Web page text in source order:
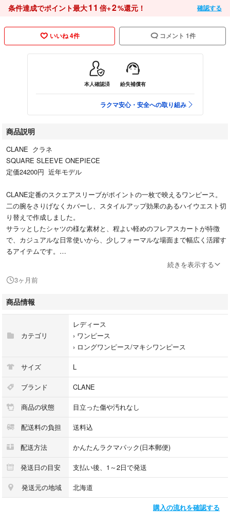
条件達成でポイント最大11 倍+2%還元！ 確認する
いいね 4件 コメント 1件
本人確認済 紛失補償有
ラクマ安心・安全への取り組み
商品説明
CLANE クラネ
SQUARE SLEEVE ONEPIECE
定価24200円 近年モデル
CLANE定番のスクエアスリーブがポイントの一枚で映えるワンピース。
二の腕をさりげなくカバーし、スタイルアップ効果のあるハイウエスト切
り替えで作成しました。
サラッとしたシャツの様な素材と、程よい軽めのフレアスカートが特徴
で、カジュアルな日常使いから、少しフォーマルな場面まで幅広く活躍す
るアイテムです。
裄丈21 cm
身幅43.5 cm
着丈128 cm
着画はお断りいたします。
■状態
特に傷汚れは見当たらず綺麗な状態です。
これからも長くご愛用していただけるお品物です。
■カラー：ライトブルー
■素材：コットン60% ポリエステル40%
ブランドリユース店
日本流通自主管理協会加盟店(AACD)
質屋・古物市場・ストア商品
鑑定済み商品
続きを表示する
3ヶ月前
商品情報
カテゴリ
レディース
› ワンピース
› ロングワンピース/マキシワンピース
サイズ L
ブランド CLANE
商品の状態 目立った傷や汚れなし
配送料の負担 送料込
配送方法 かんたんラクマパック(日本郵便)
発送日の目安 支払い後、1～2日で発送
発送元の地域 北海道
購入の流れを確認する